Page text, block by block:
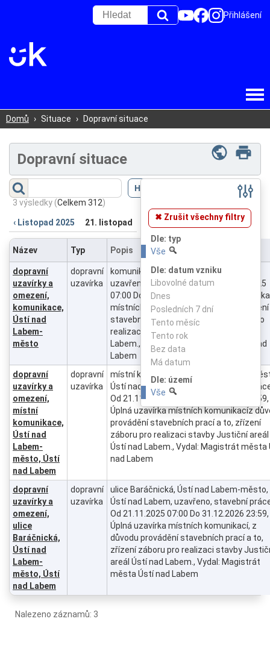
Přihlášení
Domů › Situace › Dopravní situace
Dopravní situace
3 výsledky (Celkem 312)
‹ Listopad 2025 21. listopad
✖ Zrušit všechny filtry
Dle: typ
Vše
Dle: datum vzniku
Libovolné datum
Dnes
Posledních 7 dní
Tento měsíc
Tento rok
Bez data
Má datum
Dle: území
Vše
Název Typ Popis
dopravní
uzavírky a
omezení,
komunikace,
Ústí nad
Labem-
město
dopravní
uzavírka
komunikace, Ústí nad Labem-město,
uzavřeno, stavební práce, Od 21.11.2025
07:00 Do 31.12.2026 23:59, Úplná uzavírka
místních komunikací, z důvodu provádění
stavebních prací a to, zřízení záboru pro
realizaci stavby Justiční areál Ústí nad
Labem., Vydal: Magistrát města Ústí nad
Labem
dopravní
uzavírky a
omezení,
místní
komunikace,
Ústí nad
Labem-
město, Ústí
nad Labem
dopravní
uzavírka
místní komunikace, Ústí nad Labem-
Ústí nad Labem, uzavřeno, stavební
Od 21.11.2025 07:00 Do 31.12.2026 23:59,
Úplná uzavírka místních komunikacíz
provádění stavebních prací a to, zřízení
záboru pro realizaci stavby Justiční areál
Ústí nad Labem., Vydal: Magistrát města
nad Labem
dopravní
uzavírky a
omezení,
ulice
Baráčnická,
Ústí nad
Labem-
město, Ústí
nad Labem
dopravní
uzavírka
ulice Baráčnická, Ústí nad Labem-město,
Ústí nad Labem, uzavřeno, stavební
Od 21.11.2025 07:00 Do 31.12.2026 23:59,
Úplná uzavírka místních komunikací, z
důvodu provádění stavebních prací a to,
zřízení záboru pro realizaci stavby
areál Ústí nad Labem., Vydal: Magistrát
města Ústí nad Labem
Nalezeno záznamů: 3